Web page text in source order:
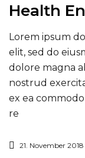
Health
Lorem ipsum
elit, sed do
dolore magna
nostrud
ex ea
re
21. November 2018